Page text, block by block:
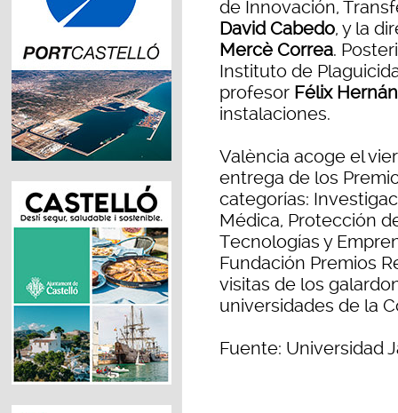
de Innovación,
David Cabedo, y la
Mercè Correa.
Instituto de
profesor Félix
instalaciones.
València acoge el
entrega de los
categorías:
Médica, Protección
Tecnologías y
Fundación Premios
visitas de los
universidades de la
Fuente: Universidad